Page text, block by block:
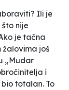
Ili je
nije
je tačna
još
„Mudar
i
totalan. To